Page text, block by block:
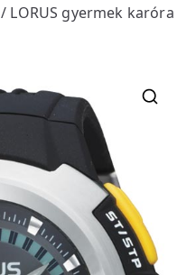
küzlet
/ LORUS gyermek karóra